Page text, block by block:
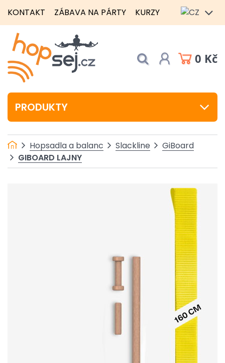
KONTAKT ZÁBAVA NA PÁRTY KURZY
0 Kč
PRODUKTY
Hopsadla a balanc Slackline
GiBoard
GIBOARD LAJNY